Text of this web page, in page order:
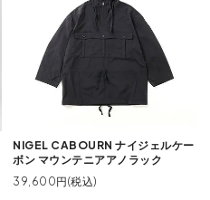
NIGEL CABOURN ナイジェルケー
ボン マウンテニアアノラック
39,600円(税込)